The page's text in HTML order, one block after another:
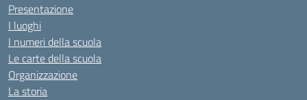
Presentazione
I luoghi
I numeri della scuola
Le carte della scuola
Organizzazione
La storia